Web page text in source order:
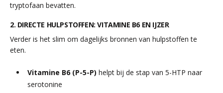
tryptofaan bevatten.
2. DIRECTE HULPSTOFFEN: VITAMINE B6 EN IJZER
Verder is het slim om dagelijks bronnen van hulpstoffen te
eten.
Vitamine B6 (P-5-P) helpt bij de stap van 5-HTP naar
serotonine